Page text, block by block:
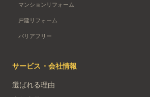
マンションリフォーム
戸建リフォーム
バリアフリー
サービス・会社情報
選ばれる理由